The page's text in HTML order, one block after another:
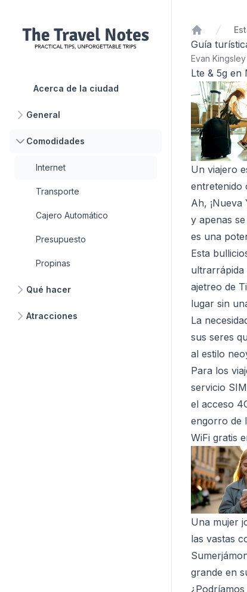
Acerca de la ciudad
General
Comodidades
Internet
Transporte
Cajero Automático
Presupuesto
Propinas
Qué hacer
Atracciones
Inicio
Guía
Evan
Lte & 5g en
Un viajero
entretenido
Ah,
y apenas
es una
Esta
ultrarrápida
ajetreo de
lugar sin
La
sus seres
al estilo
Para los
servicio
el acceso
engorro de
WiFi gratis
Una mujer
las vastas
grande en